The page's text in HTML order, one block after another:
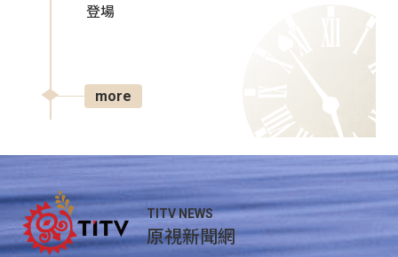
登場
more
TITV NEWS
原視新聞網